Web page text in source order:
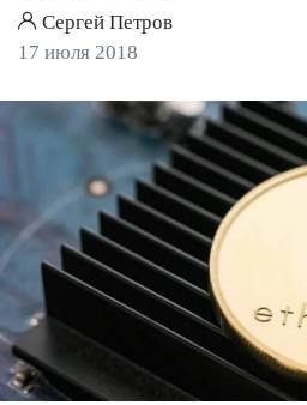
Сергей Петров
17 июля 2018